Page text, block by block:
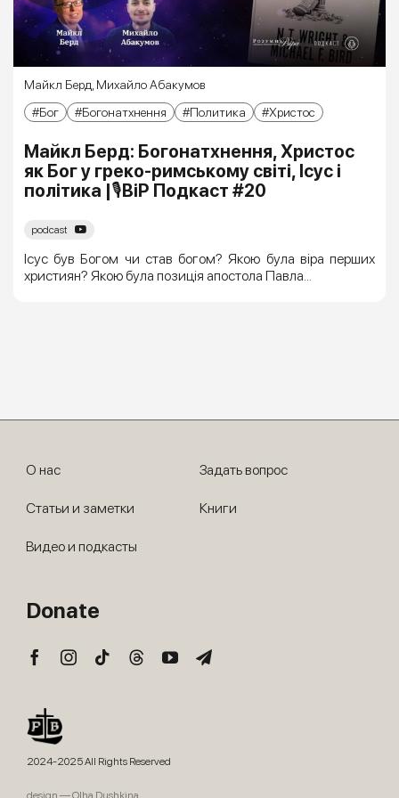
Майкл Берд,Михайло Абакумов
Бог
Богонатхнення Политика Христос
Майкл Берд: Богонатхнення, Христос
як Бог у греко-римському світі, Ісус і
політика |🎙ВіР Подкаст #20
podcast
Ісус був Богом чи став богом? Якою була віра перших
християн? Якою була позиція апостола Павла...
2024-2025 All Rights Reserved
design — Olha Dushkina
О нас
Статьи и заметки
Видео и подкасты
Задать вопрос
Книги
Donate